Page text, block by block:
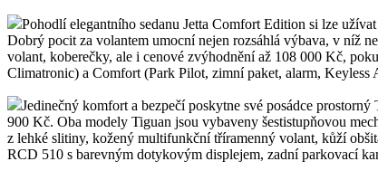
Pohodlí elegantního sedanu Jetta Comfort Edition si lze
Dobrý pocit za volantem umocní nejen rozsáhlá výbava, v níž
volant, koberečky, ale i cenové zvýhodnění až 108 000 Kč,
Climatronic) a Comfort (Park Pilot, zimní paket, alarm, Keyless
Jedinečný komfort a bezpečí poskytne své posádce
900 Kč. Oba modely Tiguan jsou vybaveny šestistupňovou
z lehké slitiny, kožený multifunkční tříramenný volant, kůží
RCD 510 s barevným dotykovým displejem, zadní parkovací